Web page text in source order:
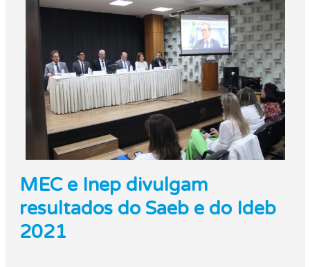
MEC e Inep divulgam
resultados do Saeb e do Ideb
2021